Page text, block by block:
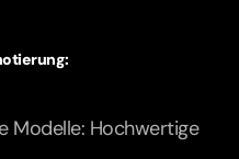
Modelle: Hochwertige